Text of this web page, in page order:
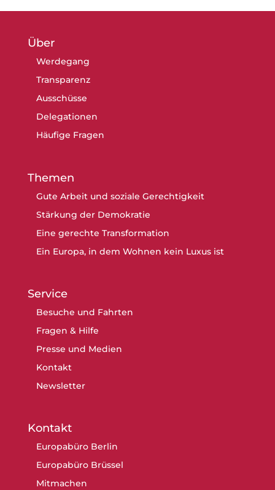
Über
Werdegang
Transparenz
Ausschüsse
Delegationen
Häufige Fragen
Themen
Gute Arbeit und soziale Gerechtigkeit
Stärkung der Demokratie
Eine gerechte Transformation
Ein Europa, in dem Wohnen kein Luxus ist
Service
Besuche und Fahrten
Fragen & Hilfe
Presse und Medien
Kontakt
Newsletter
Kontakt
Europabüro Berlin
Europabüro Brüssel
Mitmachen